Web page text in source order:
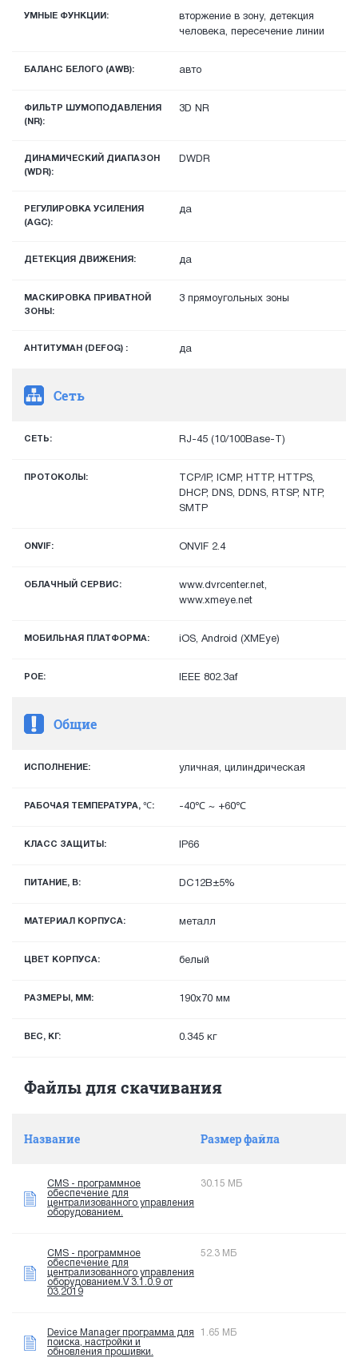
УМНЫЕ ФУНКЦИИ:
вторжение в зону, детекция
человека, пересечение линии
БАЛАНС БЕЛОГО (AWB): авто
ФИЛЬТР ШУМОПОДАВЛЕНИЯ
(NR):
3D NR
ДИНАМИЧЕСКИЙ ДИАПАЗОН
(WDR):
DWDR
РЕГУЛИРОВКА УСИЛЕНИЯ
(AGC):
да
ДЕТЕКЦИЯ ДВИЖЕНИЯ: да
МАСКИРОВКА ПРИВАТНОЙ
ЗОНЫ:
3 прямоугольных зоны
АНТИТУМАН (DEFOG) : да
Сеть
СЕТЬ: RJ-45 (10/100Base-T)
ПРОТОКОЛЫ:
TCP/IP, ICMP, HTTP, HTTPS,
DHCP, DNS, DDNS, RTSP, NTP,
SMTP
ONVIF: ONVIF 2.4
ОБЛАЧНЫЙ СЕРВИС:
www.dvrcenter.net,
www.xmeye.net
МОБИЛЬНАЯ ПЛАТФОРМА: iOS, Android (XMEye)
POE: IEEE 802.3af
Общие
ИСПОЛНЕНИЕ: уличная, цилиндрическая
РАБОЧАЯ ТЕМПЕРАТУРА, ℃: -40℃ ~ +60℃
КЛАСС ЗАЩИТЫ: IP66
ПИТАНИЕ, В: DС12В±5%
МАТЕРИАЛ КОРПУСА: металл
ЦВЕТ КОРПУСА: белый
РАЗМЕРЫ, ММ: 190x70 мм
ВЕС, КГ: 0.345 кг
Файлы для скачивания
Название Размер файла
CMS - программное
обеспечение для
централизованного управления
оборудованием.
30.15 МБ
CMS - программное
обеспечение для
централизованного управления
оборудованием.V 3.1.0.9 от
03.2019
52.3 МБ
Device Manager программа для
поиска, настройки и
обновления прошивки.
1.65 МБ